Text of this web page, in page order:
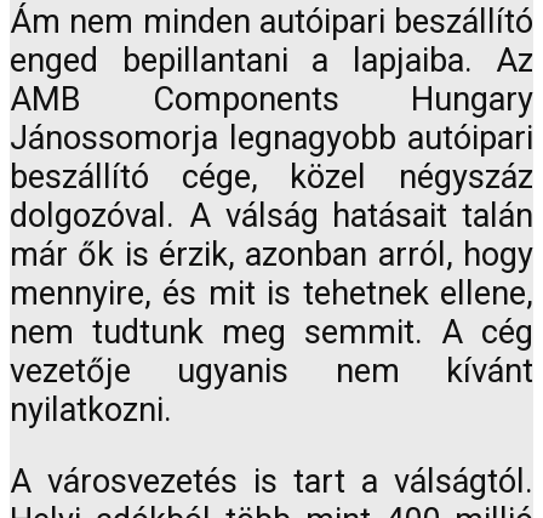
Ám nem minden autóipari beszállító
enged bepillantani a lapjaiba. Az
AMB Components Hungary
Jánossomorja legnagyobb autóipari
beszállító cége, közel négyszáz
dolgozóval. A válság hatásait talán
már ők is érzik, azonban arról, hogy
mennyire, és mit is tehetnek ellene,
nem tudtunk meg semmit. A cég
vezetője ugyanis nem kívánt
nyilatkozni.
A városvezetés is tart a válságtól.